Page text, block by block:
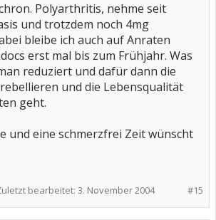
Polyarthritis, nehme seit
und trotzdem noch 4mg
bleibe ich auch auf Anraten
erst mal bis zum Frühjahr. Was
reduziert und dafür dann die
und die Lebensqualität
geht.
und eine schmerzfrei Zeit wünscht
#15
bearbeitet: 3. November 2004